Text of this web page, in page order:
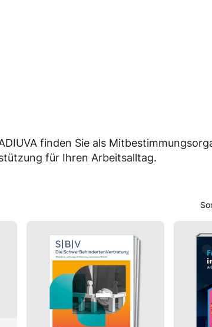
finden Sie als
für Ihren Arbeitsalltag.